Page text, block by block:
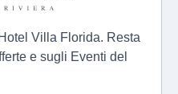
Villa Florida. Resta
e sugli Eventi del